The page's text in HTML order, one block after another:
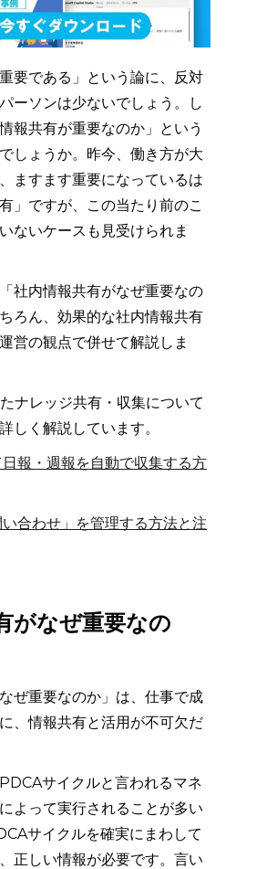
要である」という論に、反対
ーソンは少ないでしょう。し
報共有が重要なのか」という
しょうか。昨今、働き方が大
ますます重要になっているは
」ですが、この当たり前のこ
ないケースも見受けられま
社内情報共有がなぜ重要なの
ろん、効果的な社内情報共有
営の観点で併せて解説しま
ナレッジ共有・収集について
しく解説しています。
報・週報を自動で収集する方
合わせ」を管理する方法と注
がなぜ重要なの
ぜ重要なのか」は、仕事で成
、情報共有と活用が不可欠だ
サイクルと言われるマネ
よって実行されることが多い
サイクルを確実にまわして
正しい情報が必要です。言い